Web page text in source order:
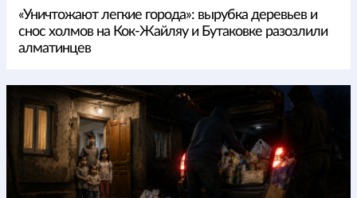
«Уничтожают легкие города»: вырубка деревьев и
снос холмов на Кок-Жайляу и Бутаковке разозлили
алматинцев